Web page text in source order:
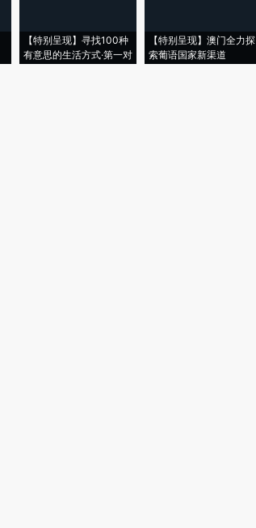
【特别呈现】寻找100种
有意思的生活方式·第一对
【特别呈现】澳门全力探
索葡语国家新渠道